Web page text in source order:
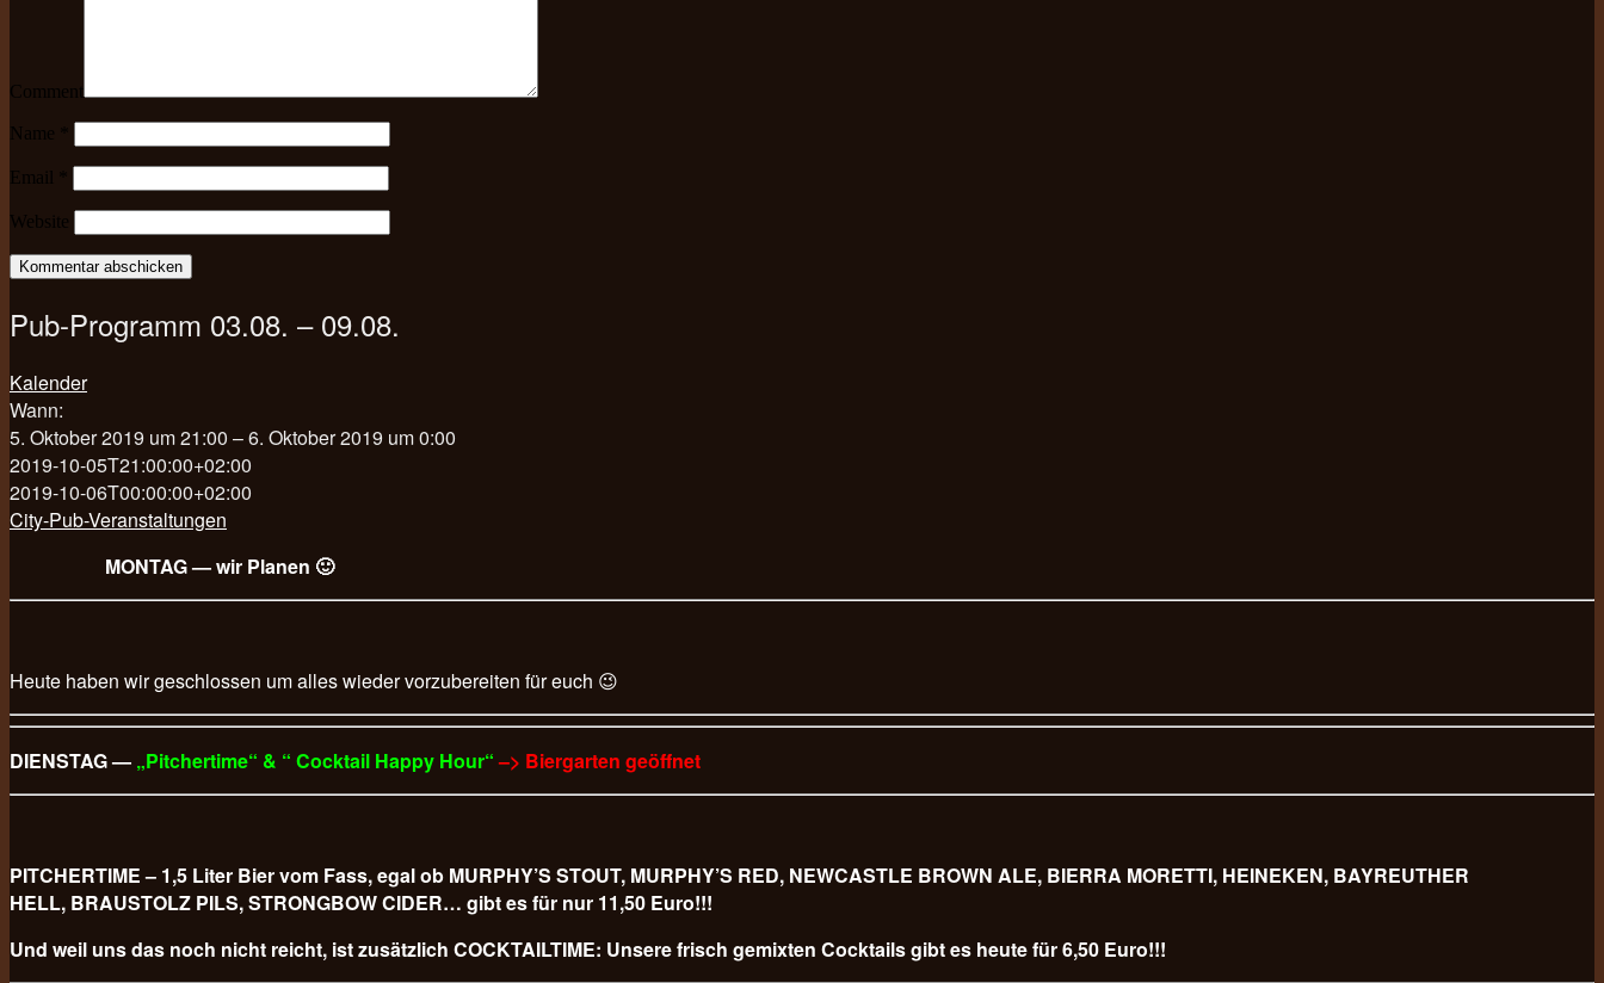
Comment
Name
Email
Website
Pub-Programm 03.08. – 09.08.
Kalender
Wann:
5. Oktober 2019 um 21:00 – 6. Oktober 2019 um 0:00
2019-10-05T21:00:00+02:00
2019-10-06T00:00:00+02:00
City-Pub-Veranstaltungen
MONTAG — wir Planen 🙂
Heute haben wir geschlossen um alles wieder vorzubereiten für euch 😉
DIENSTAG — „Pitchertime“ & “ Cocktail Happy Hour“–> Biergarten geöffnet
PITCHERTIME – 1,5 Liter Bier vom Fass, egal ob MURPHY’S STOUT, MURPHY’S RED, NEWCASTLE BROWN ALE, BIERRA MORETTI, HEINEKEN, BAYREUTHER
HELL, BRAUSTOLZ PILS, STRONGBOW CIDER… gibt es für nur 11,50 Euro!!!
Und weil uns das noch nicht reicht, ist zusätzlich COCKTAILTIME: Unsere frisch gemixten Cocktails gibt es heute für 6,50 Euro!!!